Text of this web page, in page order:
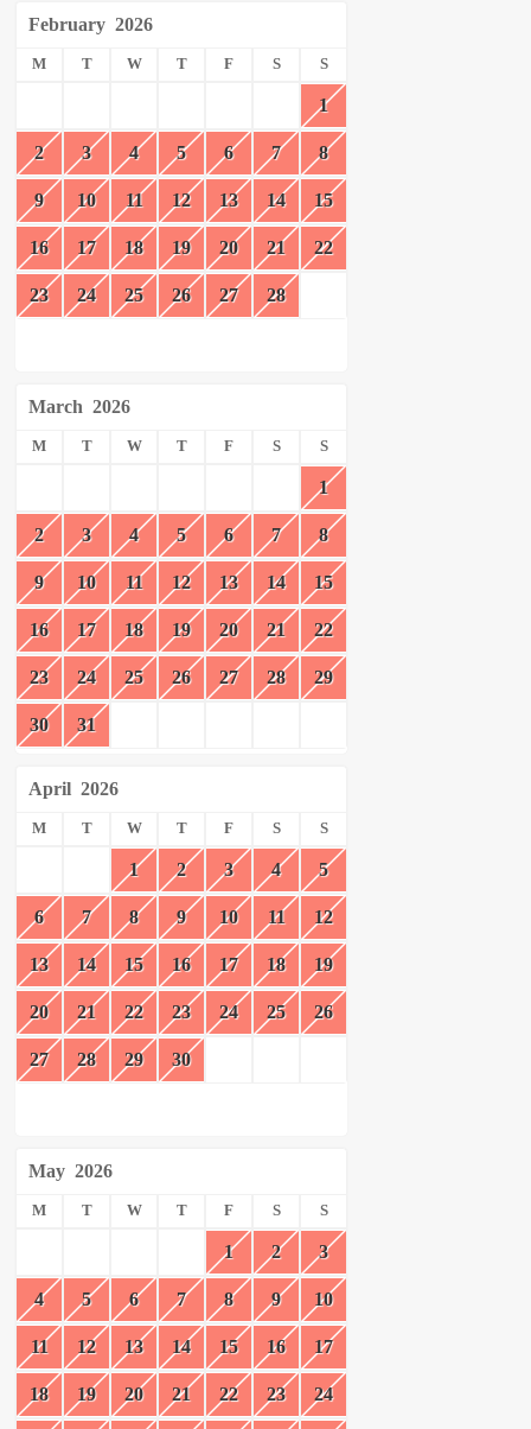
February 2026
M T W T F S S
1
2 3 4 5 6 7 8
9 10 11 12 13 14 15
16 17 18 19 20 21 22
23 24 25 26 27 28
March 2026
M T W T F S S
1
2 3 4 5 6 7 8
9 10 11 12 13 14 15
16 17 18 19 20 21 22
23 24 25 26 27 28 29
30 31
April 2026
M T W T F S S
1 2 3 4 5
6 7 8 9 10 11 12
13 14 15 16 17 18 19
20 21 22 23 24 25 26
27 28 29 30
May 2026
M T W T F S S
1 2 3
4 5 6 7 8 9 10
11 12 13 14 15 16 17
18 19 20 21 22 23 24